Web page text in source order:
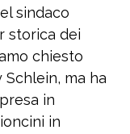
sindaco
storica dei
chiesto
ma ha
in
in